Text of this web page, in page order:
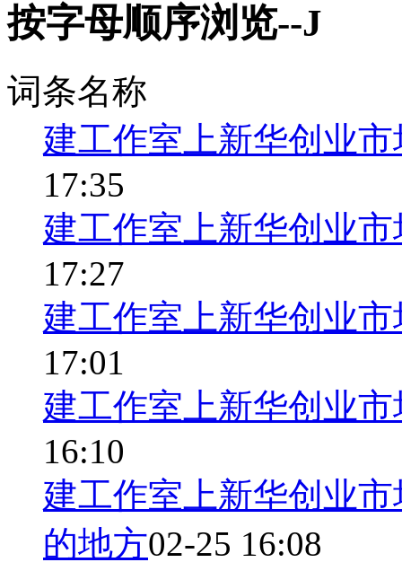
按字母顺序浏览--J
词条名称
建工作室上新华创业
17:35
建工作室上新华创业
17:27
建工作室上新华创业
17:01
建工作室上新华创业
16:10
建工作室上新华创业
的地方02-25 16:08